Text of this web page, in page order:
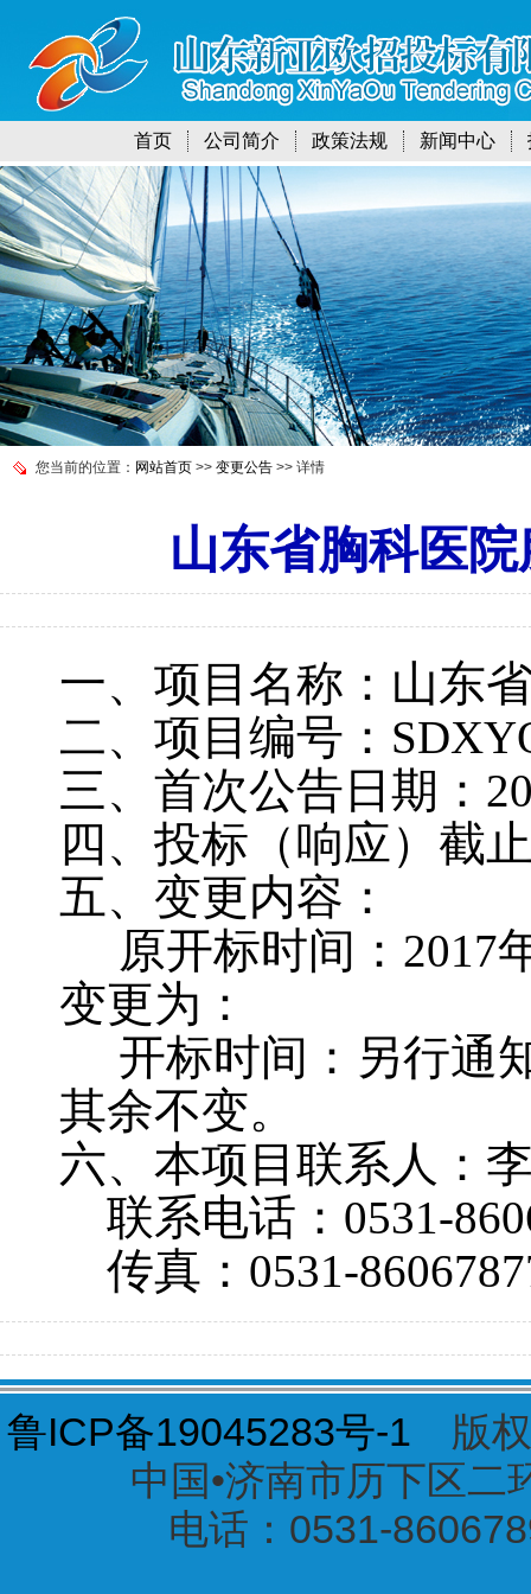
首页 公司简介 政策法规 新闻中心
您当前的位置： 网站首页 >> 变更公告 >> 详情
山东省胸科医
一、项目名称： 山东
二、项目编号：
三、首次公告日期：
四、投标（响应）截
五、变更内容：
原开标时间： 2017
变更为：
开标时间：另行通
其余不变。
六、本项目联系人：
联系电话： 0531-
传真： 0531-
鲁ICP备19045283号-1 版权
中国•济南市历下区
电话：0531-